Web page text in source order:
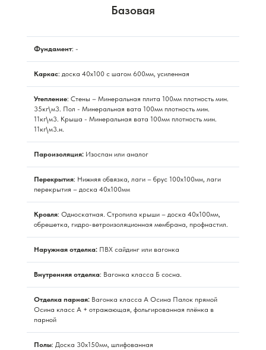
Базовая
Фундамент: -
Каркас: доска 40х100 с шагом 600мм, усиленная
Утепление: Стены – Минеральная плита 100мм плотность мин.
35кг\м3. Пол - Минеральная вата 100мм плотность мин.
11кг\м3. Крыша - Минеральная вата 100мм плотность мин.
11кг\м3.н.
Пароизоляция: Изоспан или аналог
Перекрытия: Нижняя обвязка, лаги – брус 100х100мм, лаги
перекрытия – доска 40х100мм
Кровля: Односкатная. Стропила крыши – доска 40х100мм,
обрешетка, гидро-ветроизоляционная мембрана, профнастил.
Наружная отделка: ПВХ сайдинг или вагонка
Внутренняя отделка: Вагонка класса Б сосна.
Отделка парная: Вагонка класса А Осина Палок прямой
Осина класс А + отражающая, фольгированная плёнка в
парной
Полы: Доска 30х150мм, шлифованная